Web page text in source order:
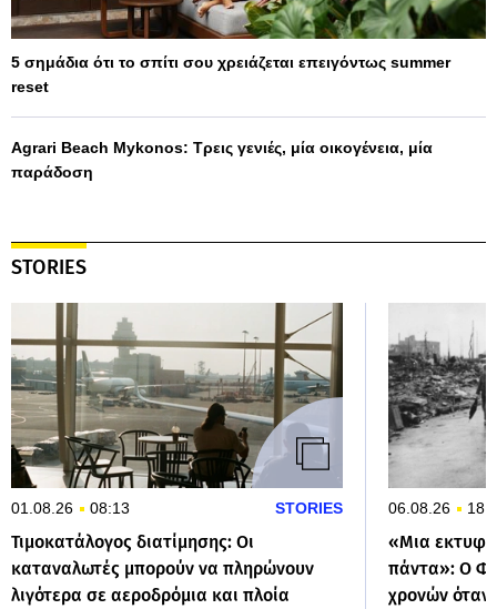
5 σημάδια ότι το σπίτι σου χρειάζεται επειγόντως summer
reset
Agrari Beach Mykonos: Τρεις γενιές, μία οικογένεια, μία
παράδοση
STORIES
01.08.26 08:13 STORIES
Τιμοκατάλογος διατίμησης: Οι
καταναλωτές μπορούν να πληρώνουν
λιγότερα σε αεροδρόμια και πλοία
06.08.26
«Μια
πάντα»: Ο
χρονών